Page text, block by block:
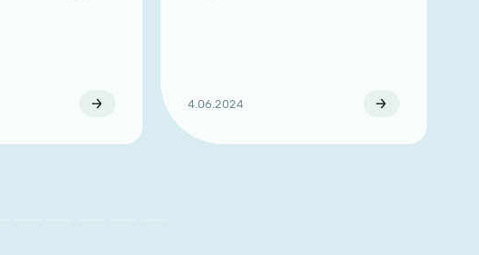
4.06.2024
летний режим.
11.06.2024 по
10.06.2024